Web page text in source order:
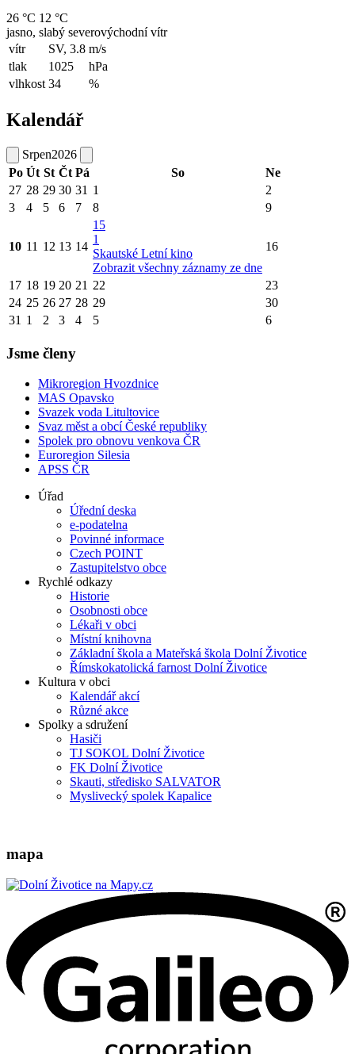
26 °C 12 °C
jasno, slabý severovýchodní vítr
vítr
SV, 3.8 m/s
tlak
1025
hPa
vlhkost 34 %
Kalendář
Srpen2026
Po Út St Čt Pá So
Ne
27 28 29 30 31 1
2
3
4 5 6 7 8 9
10 11 12 13 14
15
1
Skautské Letní kino
Zobrazit všechny záznamy ze dne
16
17 18 19 20 21 22
23
24 25 26 27 28 29
30
31 1 2 3 4 5 6
Jsme členy
Mikroregion Hvozdnice
MAS Opavsko
Svazek voda Litultovice
Svaz měst a obcí České republiky
Spolek pro obnovu venkova ČR
Euroregion Silesia
APSS ČR
Úřad
Úřední deska
e-podatelna
Povinné informace
Czech POINT
Zastupitelstvo obce
Rychlé odkazy
Historie
Osobnosti obce
Lékaři v obci
Místní knihovna
Základní škola a Mateřská škola Dolní Životice
Římskokatolická farnost Dolní Životice
Kultura v obci
Kalendář akcí
Různé akce
Spolky a sdružení
Hasiči
TJ SOKOL Dolní Životice
FK Dolní Životice
Skauti, středisko SALVATOR
Myslivecký spolek Kapalice
mapa